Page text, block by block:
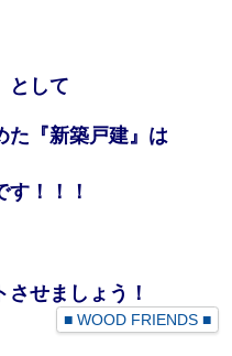
として
た『新築戸建』は
す！！！
させましょう！
■ WOOD FRIENDS ■